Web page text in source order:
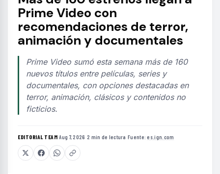
Prime Video con
recomendaciones de terror,
animación y documentales
Prime Video sumó esta semana más de 160
nuevos títulos entre películas, series y
documentales, con opciones destacadas en
terror, animación, clásicos y contenidos no
ficticios.
EDITORIAL TEAM·Aug 7, 2026 ·2 min de lectura ·Fuente:es.ign.com